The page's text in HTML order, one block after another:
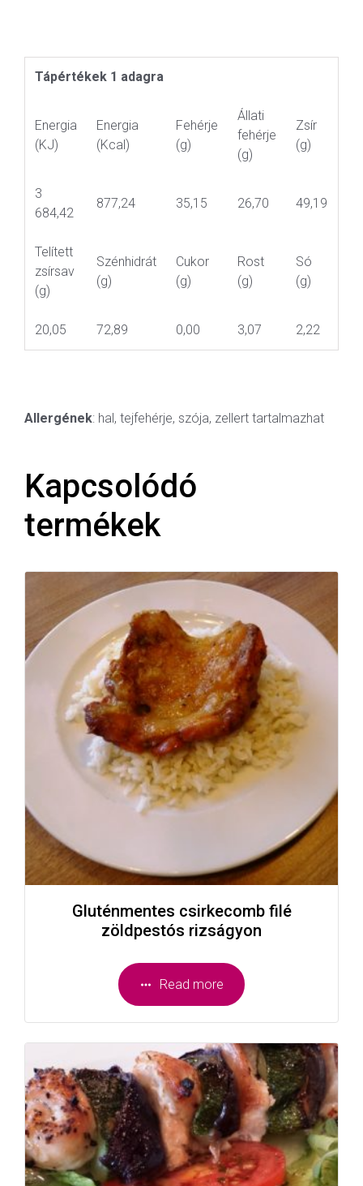
Tápértékek 1 adagra
Energia
(KJ)
Energia
(Kcal)
Fehérje
(g)
Állati
fehérje
(g)
Zsír
(g)
3
684,42
877,24 35,15 26,70 49,19
Telített
zsírsav
(g)
Szénhidrát
(g)
Cukor
(g)
Rost
(g)
Só
(g)
20,05 72,89 0,00 3,07 2,22
Allergének: hal, tejfehérje, szója, zellert tartalmazhat
Kapcsolódó
termékek
Gluténmentes csirkecomb filé
zöldpestós rizságyon
Read more